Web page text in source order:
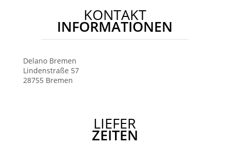
KONTAKT
INFORMATIONEN
Delano Bremen
Lindenstraße 57
28755 Bremen
LIEFER
ZEITEN